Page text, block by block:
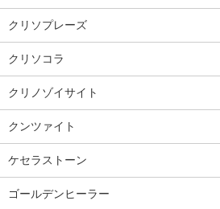
クリソプレーズ
クリソコラ
クリノゾイサイト
クンツァイト
ケセラストーン
ゴールデンヒーラー